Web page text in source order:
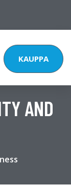
KAUPPA
AND